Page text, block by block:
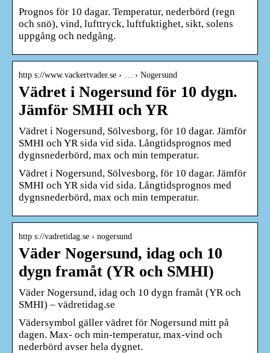
Prognos för 10 dagar. Temperatur, nederbörd (regn
och snö), vind, lufttryck, luftfuktighet, sikt, solens
uppgång och nedgång.
http s://www.vackertvader.se › … › Nogersund
Vädret i Nogersund för 10 dygn.
Jämför SMHI och YR
Vädret i Nogersund, Sölvesborg, för 10 dagar. Jämför
SMHI och YR sida vid sida. Långtidsprognos med
dygnsnederbörd, max och min temperatur.
Vädret i Nogersund, Sölvesborg, för 10 dagar. Jämför
SMHI och YR sida vid sida. Långtidsprognos med
dygnsnederbörd, max och min temperatur.
http s://vadretidag.se › nogersund
Väder Nogersund, idag och 10
dygn framåt (YR och SMHI)
Väder Nogersund, idag och 10 dygn framåt (YR och
SMHI) – vädretidag.se
Vädersymbol gäller vädret för Nogersund mitt på
dagen. Max- och min-temperatur, max-vind och
nederbörd avser hela dygnet.